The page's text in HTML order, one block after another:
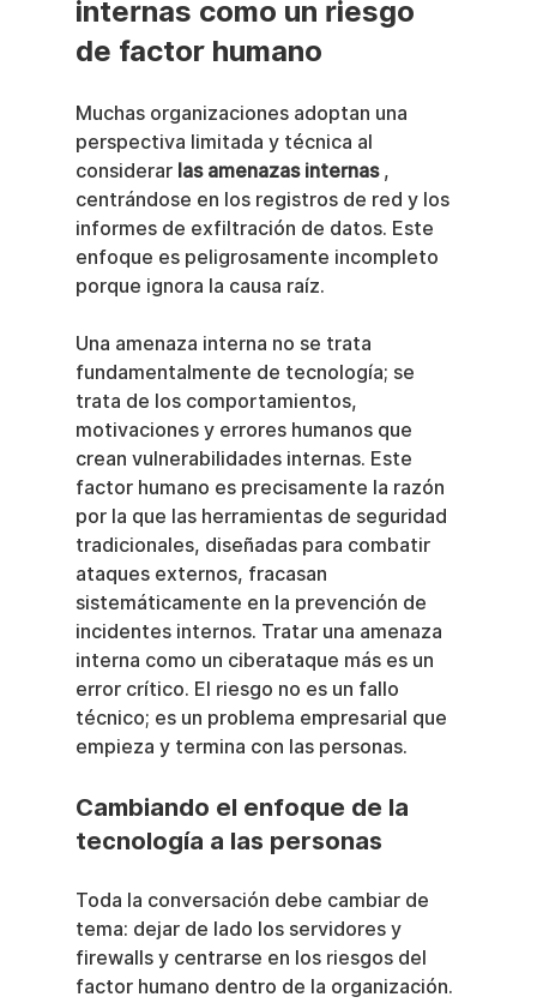
internas como un riesgo
de factor humano
Muchas organizaciones adoptan una
perspectiva limitada y técnica al
considerar las amenazas internas ,
centrándose en los registros de red y los
informes de exfiltración de datos. Este
enfoque es peligrosamente incompleto
porque ignora la causa raíz.
Una amenaza interna no se trata
fundamentalmente de tecnología; se
trata de los comportamientos,
motivaciones y errores humanos que
crean vulnerabilidades internas. Este
factor humano es precisamente la razón
por la que las herramientas de seguridad
tradicionales, diseñadas para combatir
ataques externos, fracasan
sistemáticamente en la prevención de
incidentes internos. Tratar una amenaza
interna como un ciberataque más es un
error crítico. El riesgo no es un fallo
técnico; es un problema empresarial que
empieza y termina con las personas.
Cambiando el enfoque de la
tecnología a las personas
Toda la conversación debe cambiar de
tema: dejar de lado los servidores y
firewalls y centrarse en los riesgos del
factor humano dentro de la organización.